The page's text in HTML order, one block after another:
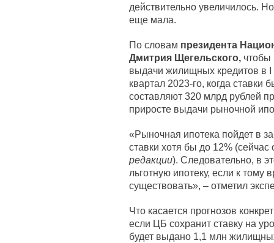
действительно увеличилось.
еще мала.
По словам президента
Дмитрия Щегельского, чтобы
выдачи жилищных кредитов в I
квартал 2023-го, когда
составляют 320 млрд рублей
приросте выдачи рыночной
«Рыночная ипотека пойдет в
ставки хотя бы до 12%
редакции). Следовательно, в
льготную ипотеку, если к
существовать», – отметил
Что касается прогнозов
если ЦБ сохранит ставку на
будет выдано 1,1 млн